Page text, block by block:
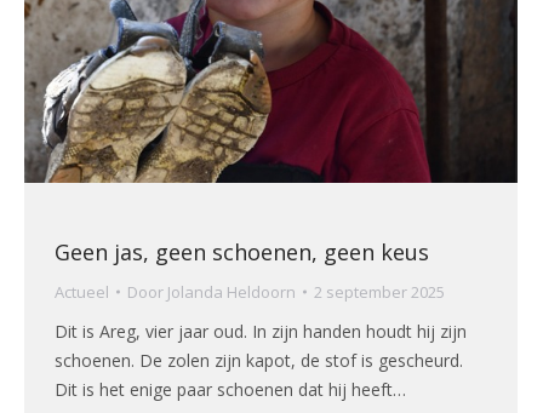
Geen jas, geen schoenen, geen keus
Actueel Door Jolanda Heldoorn 2 september 2025
Dit is Areg, vier jaar oud. In zijn handen houdt hij zijn
schoenen. De zolen zijn kapot, de stof is gescheurd.
Dit is het enige paar schoenen dat hij heeft…